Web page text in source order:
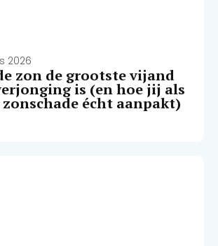
2026
zon de grootste vijand
is (en hoe jij als
écht aanpakt)